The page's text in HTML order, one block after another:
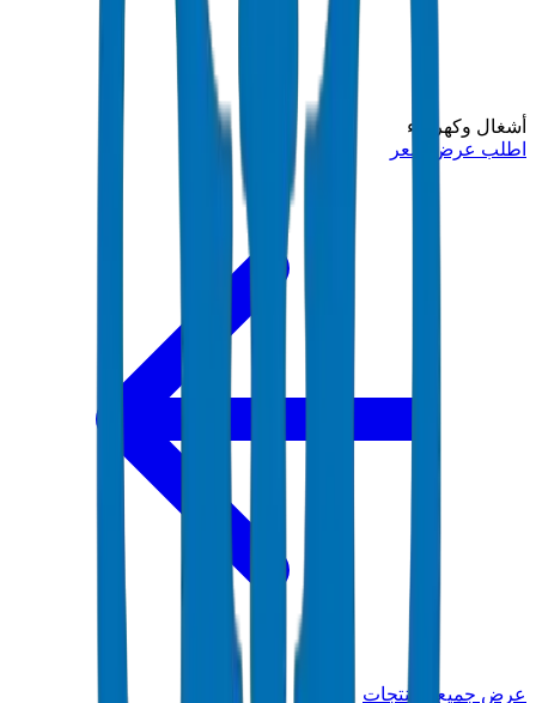
أشغال وكهرماء
اطلب عرض سعر
عرض جميع المنتجات